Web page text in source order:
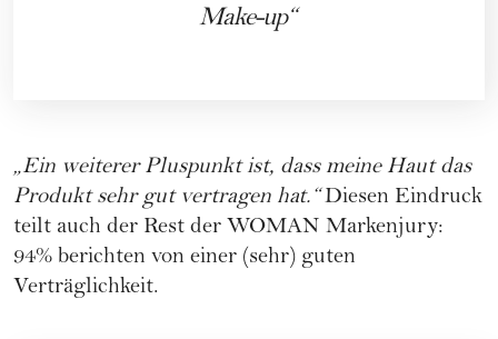
Make-up
„Ein weiterer Pluspunkt ist, dass meine Haut das
Produkt sehr gut vertragen hat.“Diesen Eindruck
teilt auch der Rest der WOMAN Markenjury:
94% berichten von einer (sehr) guten
Verträglichkeit.